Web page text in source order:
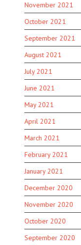
November 2021
October 2021
September 2021
August 2021
July 2021
June 2021
May 2021
April 2021
March 2021
February 2021
January 2021
December 2020
November 2020
October 2020
September 2020